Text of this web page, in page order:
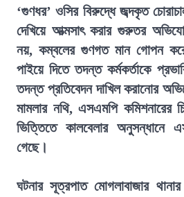
‘গুণধর’ ওসির বিরুদ্ধে জব্দকৃত
দেখিয়ে আত্মসাৎ করার গুরুতর
নয়, কম্বলের গুণগত মান গোপন
পাইয়ে দিতে তদন্ত কর্মকর্তাকে
তদন্ত প্রতিবেদন দাখিল করানোর
মামলার নথি, এসএমপি কমিশনারের
ভিত্তিতে কালবেলার অনুসন্ধানে
গেছে।
ঘটনার সূত্রপাত মোগলাবাজার থানার